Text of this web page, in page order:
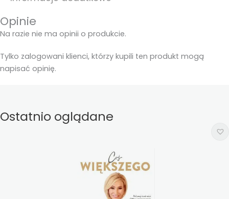
Opinie
Na razie nie ma opinii o produkcie.
Tylko zalogowani klienci, którzy kupili ten produkt mogą
napisać opinię.
Ostatnio oglądane